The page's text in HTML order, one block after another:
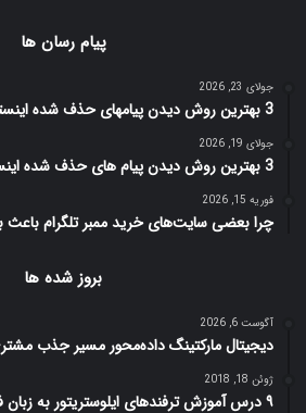
پیام رسان ها
جولای 23, 2026
3 بهترین روش دیدن پیامهای حذف شده اینستاگرام سامسونگ
جولای 19, 2026
3 بهترین روش دیدن پیام های حذف شده اینستاگرام در ایفون
فوریه 15, 2026
چرا بعضی سایت‌های خرید ممبر تلگرام
بروز شده ها
آگوست 6, 2026
دیجیتال مارکتینگ داده‌محور مسیر جذب
ژوئن 18, 2018
۹ درس آموزش ترفندهای ایلوستریتور به زبان فارسی